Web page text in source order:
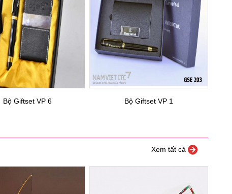
Bộ Giftset VP 6 Bộ Giftset VP 1
Xem tất cả